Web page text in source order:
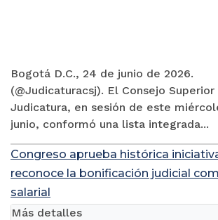
Bogotá D.C., 24 de junio de 2026.
(@Judicaturacsj). El Consejo
Judicatura, en sesión de este
junio, conformó una lista integrada...
Congreso aprueba histórica
reconoce la bonificación judicial
salarial
Más detalles